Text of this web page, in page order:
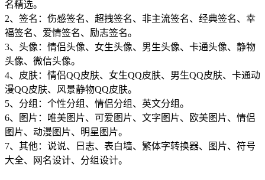
名精选。
2、签名：伤感签名、超拽签名、非主流签名、经典签名、幸
福签名、爱情签名、励志签名。
3、头像：情侣头像、女生头像、男生头像、卡通头像、静物
头像、微信头像。
4、皮肤：情侣QQ皮肤、女生QQ皮肤、男生QQ皮肤、卡通动
漫QQ皮肤、风景静物QQ皮肤。
5、分组：个性分组、情侣分组、英文分组。
6、图片：唯美图片、可爱图片、文字图片、欧美图片、情侣
图片、动漫图片、明星图片。
7、其他：说说、日志、表白墙、繁体字转换器、图片、符号
大全、网名设计、分组设计。